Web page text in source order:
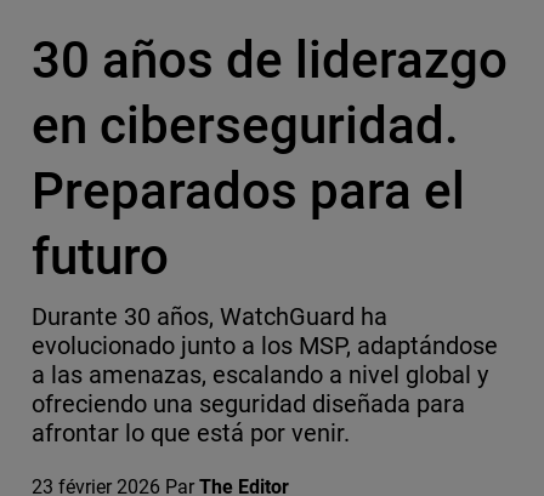
30 años de liderazgo
en ciberseguridad.
Preparados para el
futuro
Durante 30 años, WatchGuard ha
evolucionado junto a los MSP, adaptándose
a las amenazas, escalando a nivel global y
ofreciendo una seguridad diseñada para
afrontar lo que está por venir.
23 février 2026 Par The Editor